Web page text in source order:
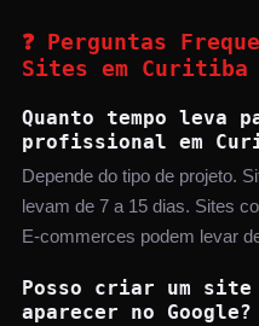
❓ Perguntas
Sites em Curitiba
Quanto tempo leva
profissional em
Depende do tipo de projeto.
levam de 7 a 15 dias. Sites
E-commerces podem levar
Posso criar um
aparecer no Google?